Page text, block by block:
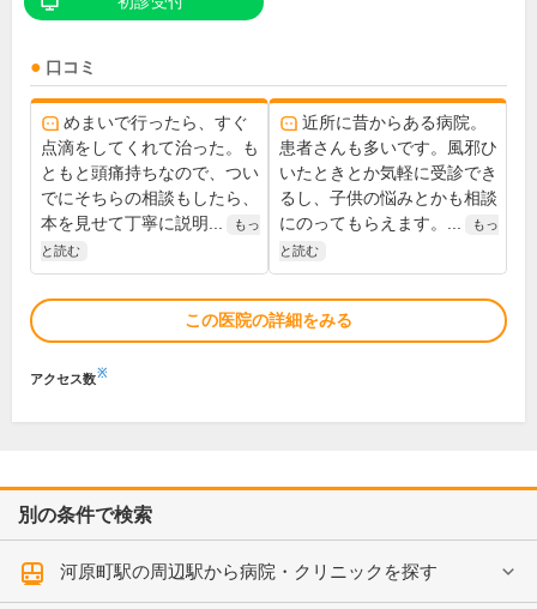
口コミ
めまいで行ったら、すぐ
点滴をしてくれて治った。も
ともと頭痛持ちなので、つい
でにそちらの相談もしたら、
本を見せて丁寧に説明...
もっ
と読む
近所に昔からある病院。
患者さんも多いです。風邪ひ
いたときとか気軽に受診でき
るし、子供の悩みとかも相談
にのってもらえます。...
もっ
と読む
この医院の詳細をみる
アクセス数※
別の条件で検索
河原町駅の周辺駅から病院・クリニックを探す